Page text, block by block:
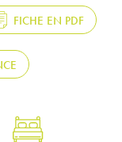
FICHE EN PDF